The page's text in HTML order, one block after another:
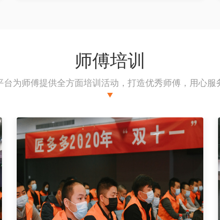
师傅培训
台为师傅提供全方面培训活动，打造优秀师傅，用心服